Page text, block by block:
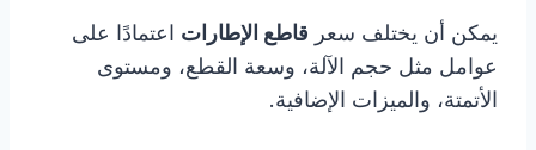
يمكن أن يختلف سعر قاطع الإطارات اعتمادًا على
عوامل مثل حجم الآلة، وسعة القطع، ومستوى
الأتمتة، والميزات الإضافية.